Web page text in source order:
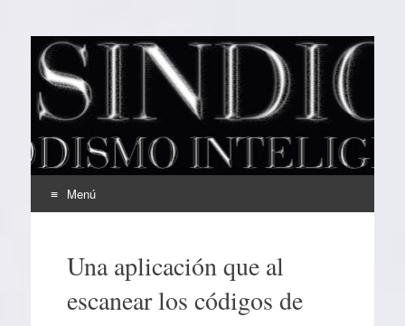
EL SINDICAL
Periodismo Inteligente
Menú
contenidoUna aplicación que al
escanear los códigos de